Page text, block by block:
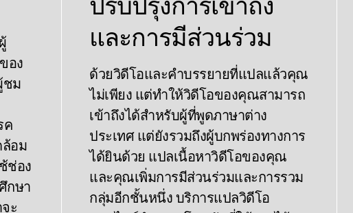
อง
ชม
ค
ล้อม
ช่อง
กษา
ะ
และการมีส่วนร่วม
ด้วยวิดีโอและคําบรรยายที่แปลแล้วคุณ
ไม่เพียง แต่ทําให้วิดีโอของคุณสามารถ
เข้าถึงได้สําหรับผู้ที่พูดภาษาต่าง
ประเทศ แต่ยังรวมถึงผู้บกพร่องทางการ
ได้ยินด้วย แปลเนื้อหาวิดีโอของคุณ
และคุณเพิ่มการมีส่วนร่วมและการรวม
กลุ่มอีกชั้นหนึ่ง บริการแปลวิดีโอ